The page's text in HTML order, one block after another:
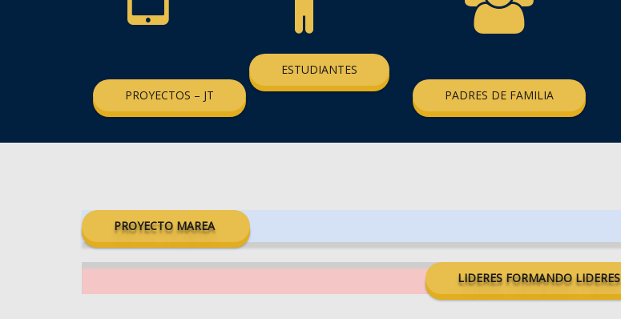
PROYECTOS – JT
ESTUDIANTES
PADRES DE FAMILIA
PROYECTO MAREA
LIDERES FORMANDO LIDERES